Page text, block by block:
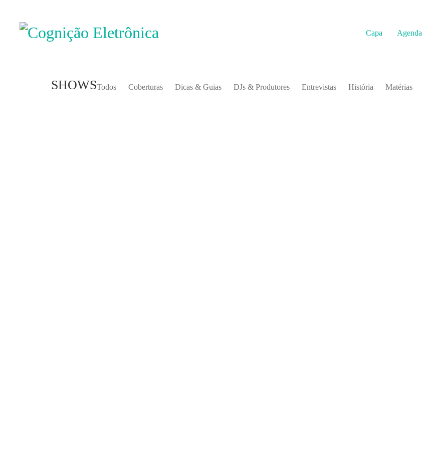
Capa Agenda
SHOWSTodos Coberturas Dicas & Guias DJs & Produtores Entrevistas História Matérias